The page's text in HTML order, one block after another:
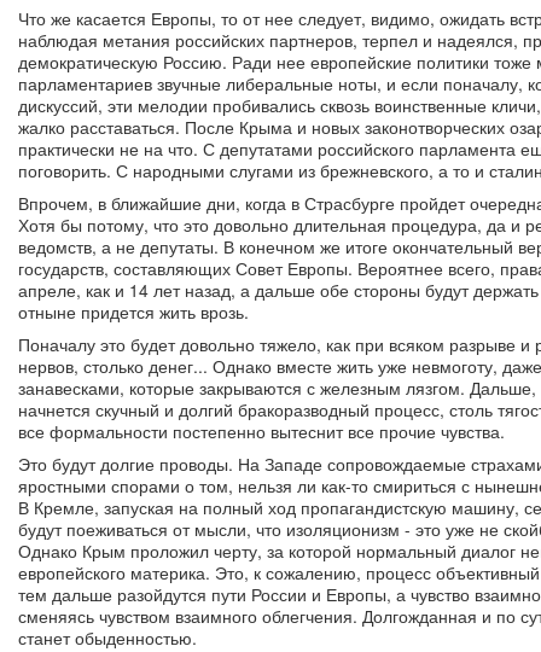
Что же касается Европы, то от нее следует, видимо, ожидать
наблюдая метания российских партнеров, терпел и надеялся,
демократическую Россию. Ради нее европейские политики
парламентариев звучные либеральные ноты, и если поначалу,
дискуссий, эти мелодии пробивались сквозь воинственные
жалко расставаться. После Крыма и новых законотворческих
практически не на что. С депутатами российского парламента
поговорить. С народными слугами из брежневского, а то и
Впрочем, в ближайшие дни, когда в Страсбурге пройдет
Хотя бы потому, что это довольно длительная процедура, да и
ведомств, а не депутаты. В конечном же итоге окончательный
государств, составляющих Совет Европы. Вероятнее всего,
апреле, как и 14 лет назад, а дальше обе стороны будут
отныне придется жить врозь.
Поначалу это будет довольно тяжело, как при всяком разрыве и
нервов, столько денег... Однако вместе жить уже невмоготу,
занавесками, которые закрываются с железным лязгом. Дальше,
начнется скучный и долгий бракоразводный процесс, столь
все формальности постепенно вытеснит все прочие чувства.
Это будут долгие проводы. На Западе сопровождаемые
яростными спорами о том, нельзя ли как-то смириться с
В Кремле, запуская на полный ход пропагандистскую машину,
будут поеживаться от мысли, что изоляционизм - это уже не
Однако Крым проложил черту, за которой нормальный диалог
европейского материка. Это, к сожалению, процесс
тем дальше разойдутся пути России и Европы, а чувство
сменяясь чувством взаимного облегчения. Долгожданная и по
станет обыденностью.